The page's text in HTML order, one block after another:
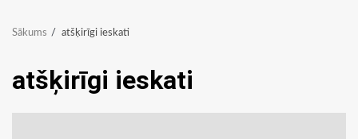
Sākums atšķirīgi ieskati
atšķirīgi ieskati